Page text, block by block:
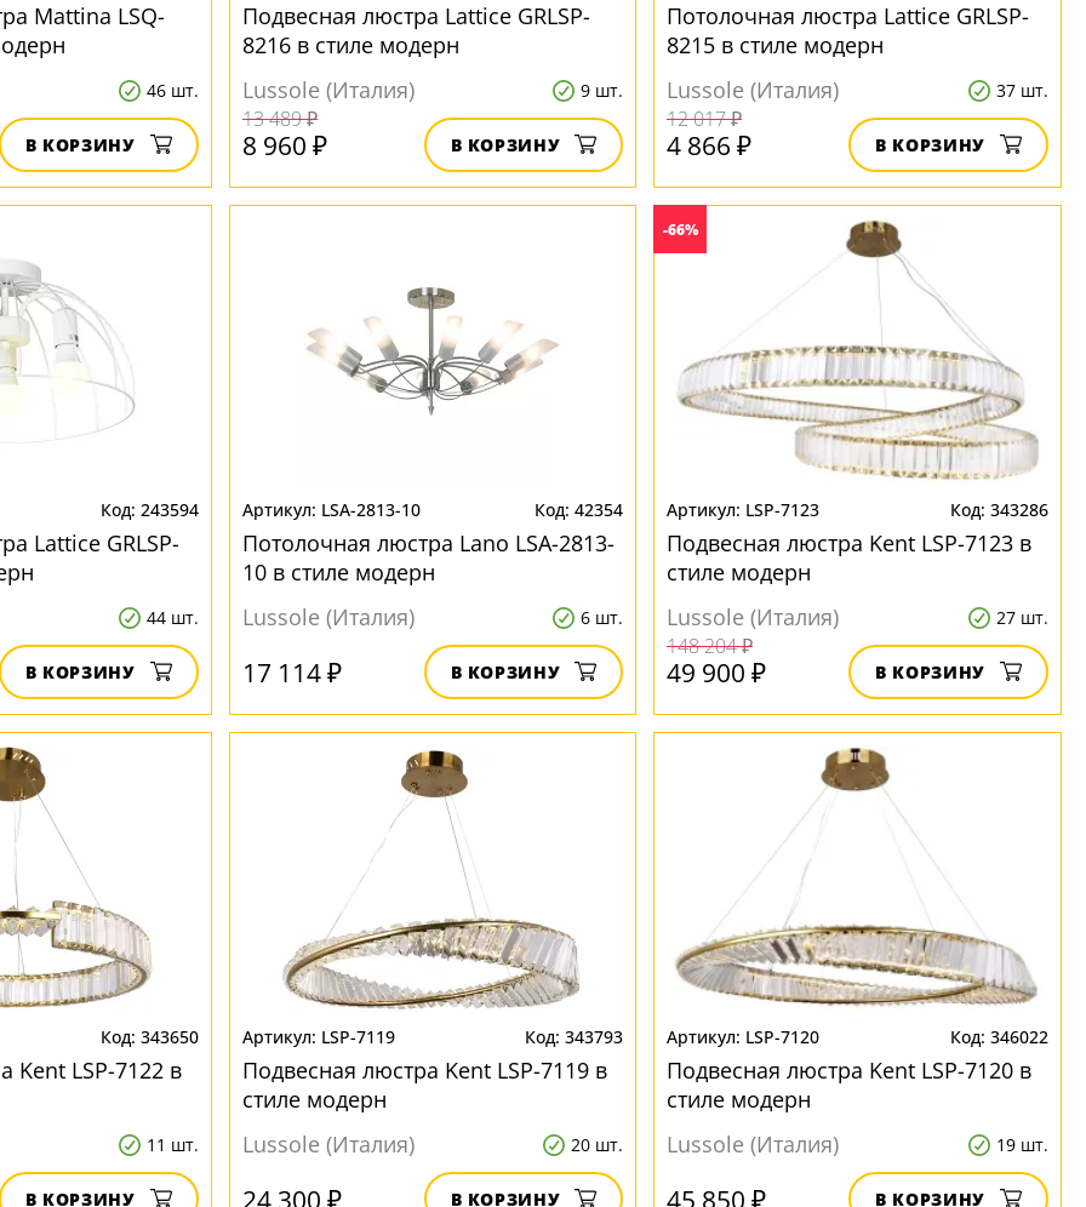
Mattina LSQ-
46 шт.
В КОРЗИНУ
Подвесная люстра Lattice GRLSP-
8216 в стиле модерн
Lussole (Италия)
9 шт.
13 489 ₽
8 960 ₽ В КОРЗИНУ
Потолочная люстра Lattice GRLSP-
8215 в стиле модерн
Lussole (Италия)
37 шт.
12 017 ₽
4 866 ₽ В КОРЗИНУ
243594
Lattice GRLSP-
44 шт.
В КОРЗИНУ
LSA-2813-10 42354
Потолочная люстра Lano LSA-2813-
10 в стиле модерн
Lussole (Италия)
6 шт.
17 114 ₽ В КОРЗИНУ
-66%
LSP-7123 343286
Подвесная люстра Kent LSP-7123 в
стиле модерн
Lussole (Италия)
27 шт.
148 204 ₽
49 900 ₽ В КОРЗИНУ
343650
Kent LSP-7122 в
11 шт.
В КОРЗИНУ
LSP-7119 343793
Подвесная люстра Kent LSP-7119 в
стиле модерн
Lussole (Италия)
20 шт.
24 300 ₽ В КОРЗИНУ
LSP-7120 346022
Подвесная люстра Kent LSP-7120 в
стиле модерн
Lussole (Италия)
19 шт.
45 850 ₽ В КОРЗИНУ